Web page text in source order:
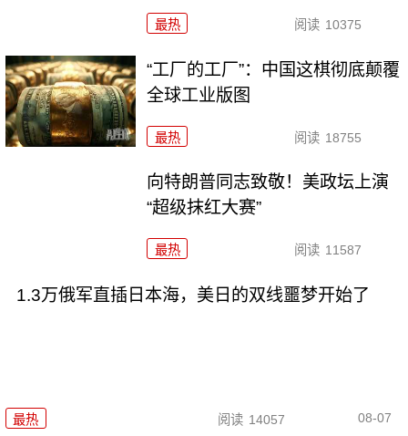
最热 阅读 10375
“工厂的工厂”：中国这棋彻底颠覆
全球工业版图
最热 阅读 18755
向特朗普同志致敬！美政坛上演
“超级抹红大赛”
最热 阅读 11587
1.3万俄军直插日本海，美日的双线噩梦开始了
最热 阅读 14057 08-07